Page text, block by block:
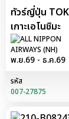
ทัวร์ญี่ปุ่น
เกาะเอโนชิมะ
พ.ย.69 - ธ.ค.69
รหัส
007-27875